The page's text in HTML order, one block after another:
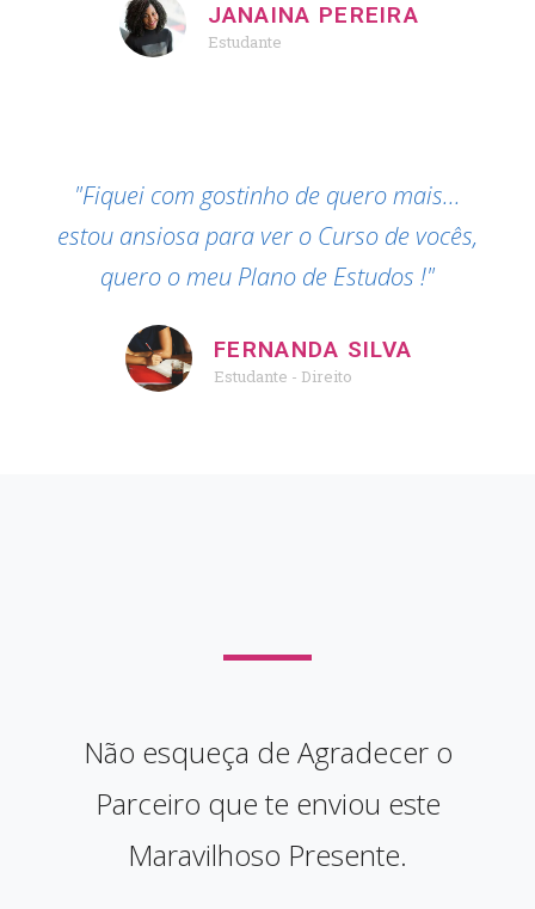
JANAINA PEREIRA
Estudante
"Fiquei com gostinho de quero mais...
estou ansiosa para ver o Curso de vocês,
quero o meu Plano de Estudos !"
FERNANDA SILVA
Estudante - Direito
Não esqueça de Agradecer o
Parceiro que te enviou este
Maravilhoso Presente.